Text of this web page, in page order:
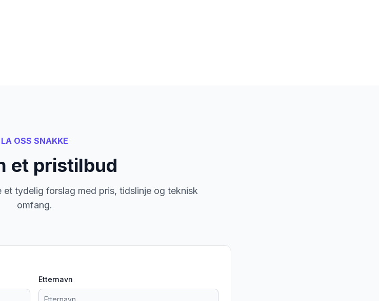
LA OSS SNAKKE
et pristilbud
et tydelig forslag med pris, tidslinje og teknisk
omfang.
Etternavn